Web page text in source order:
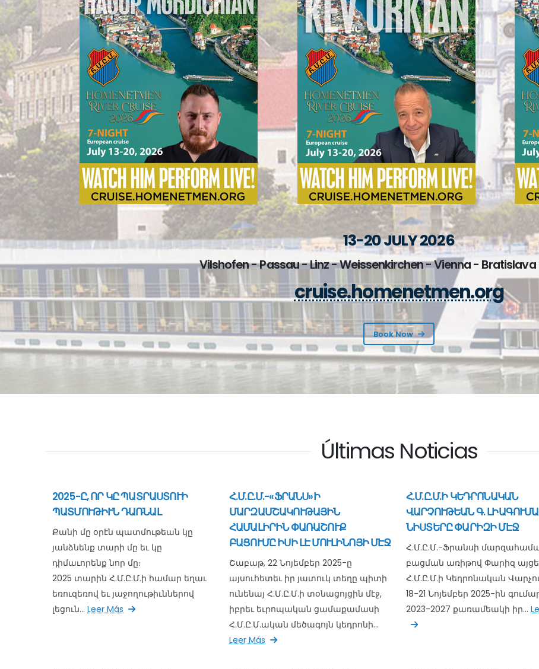
13-20 JULY 2026
Vilshofen - Passau - Linz - Weissenkirchen - Vienna -
cruise.homenetmen.org
Book Now
Últimas Noticias
2025-Ը, ՈՐ ԿԸ ՊԱՏՐԱՍՏՈՒԻ
ՊԱՏՄՈՒԹԻՒՆ ԴԱՌՆԱԼ
Քանի մը օրէն պատմութեան կը
յանձնենք տարի մը եւ կը
դիմաւորենք նոր մը։
2025 տարին Հ.Մ.Ը.Մ.ի համար եղաւ
եռուզեռով եւ յաջողութիւններով
լեցուն... Leer Más
Հ.Մ.Ը.Մ.-«ՖՐԱՆՍ»Ի
ՄԱՐԶԱՄՇԱԿՈՒԹԱՅԻՆ
ՀԱՄԱԼԻՐԻՆ ՓԱՌԱՇՈՒՔ
ԲԱՑՈՒՄԸ ԻՍԻ ԼԷ ՄՈՒԼԻՆՈՅԻ ՄԷՋ
Շաբաթ, 22 Նոյեմբեր 2025-ը
այսուհետեւ իր յատուկ տեղը պիտի
ունենայ Հ.Մ.Ը.Մ.ի տօնացոյցին մէջ,
իբրեւ եւրոպական ցամաքամասի
Հ.Մ.Ը.Մ.ական մեծագոյն կեդրոնի...
Leer Más
Հ.Մ.Ը.Մ.Ի ԿԵԴՐՈՆԱԿԱՆ
ՎԱՐՉՈՒԹԵԱՆ Գ.
ՆԻՍՏԵՐԸ ՓԱՐԻԶԻ ՄԷՋ
Հ.Մ.Ը.Մ.-Ֆրանսի
բացման առիթով Փարիզ
Հ.Մ.Ը.Մ.ի Կեդրոնական
18-21 Նոյեմբեր 2025-ին
2023-2027 քառամեակի իր...